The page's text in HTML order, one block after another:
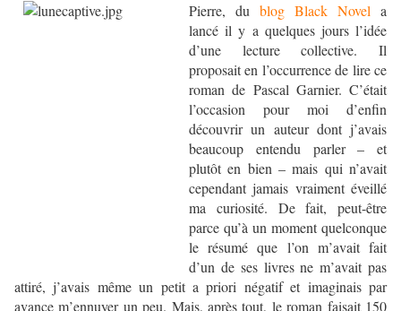
Pierre, du blog Black Novel a
lancé il y a quelques jours l’idée
d’une lecture collective. Il
proposait en l’occurrence de lire ce
roman de Pascal Garnier. C’était
l’occasion pour moi d’enfin
découvrir un auteur dont j’avais
beaucoup entendu parler – et
plutôt en bien – mais qui n’avait
cependant jamais vraiment éveillé
ma curiosité. De fait, peut-être
parce qu’à un moment quelconque
le résumé que l’on m’avait fait
d’un de ses livres ne m’avait pas
attiré, j’avais même un petit a priori négatif et imaginais par
avance m’ennuyer un peu. Mais, après tout, le roman faisait 150